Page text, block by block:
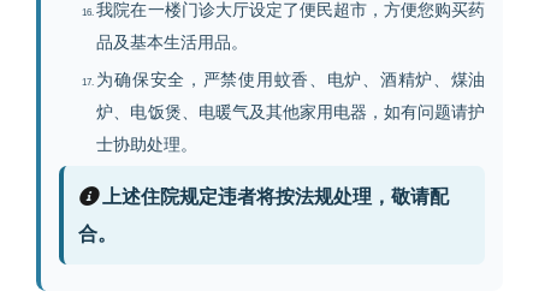
我院在一楼门诊大厅设定了便民超市，方便您购买药
品及基本生活用品。
为确保安全，严禁使用蚊香、电炉、酒精炉、煤油
炉、电饭煲、电暖气及其他家用电器，如有问题请护
士协助处理。
上述住院规定违者将按法规处理，敬请配
合。